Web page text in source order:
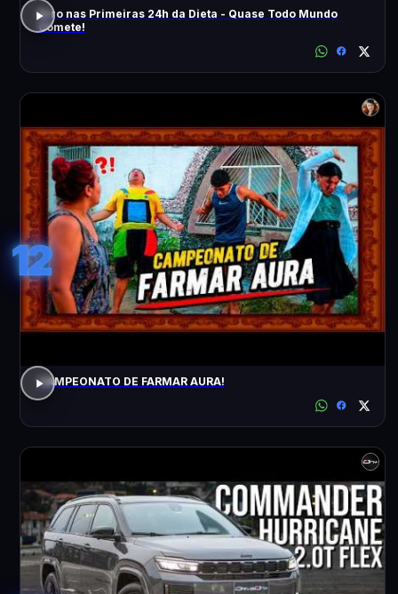
Erro nas Primeiras 24h da Dieta - Quase Todo Mundo
Comete!
12
CAMPEONATO DE FARMAR AURA!